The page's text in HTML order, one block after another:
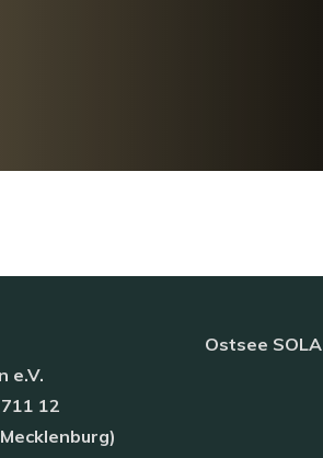
e.V.
12
Ostsee SOLA